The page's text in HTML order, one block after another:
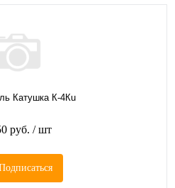
Катушка К-4Кu
руб. / шт